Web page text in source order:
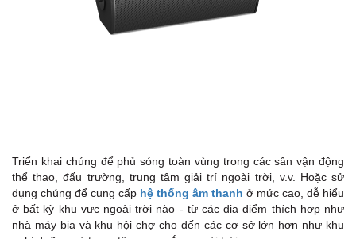
Triển khai chúng để phủ sóng toàn vùng trong các sân vận động
thể thao, đấu trường, trung tâm giải trí ngoài trời, v.v. Hoặc sử
dụng chúng để cung cấp hệ thống âm thanh ở mức cao, dễ hiểu
ở bất kỳ khu vực ngoài trời nào - từ các địa điểm thích hợp như
nhà máy bia và khu hội chợ cho đến các cơ sở lớn hơn như khu